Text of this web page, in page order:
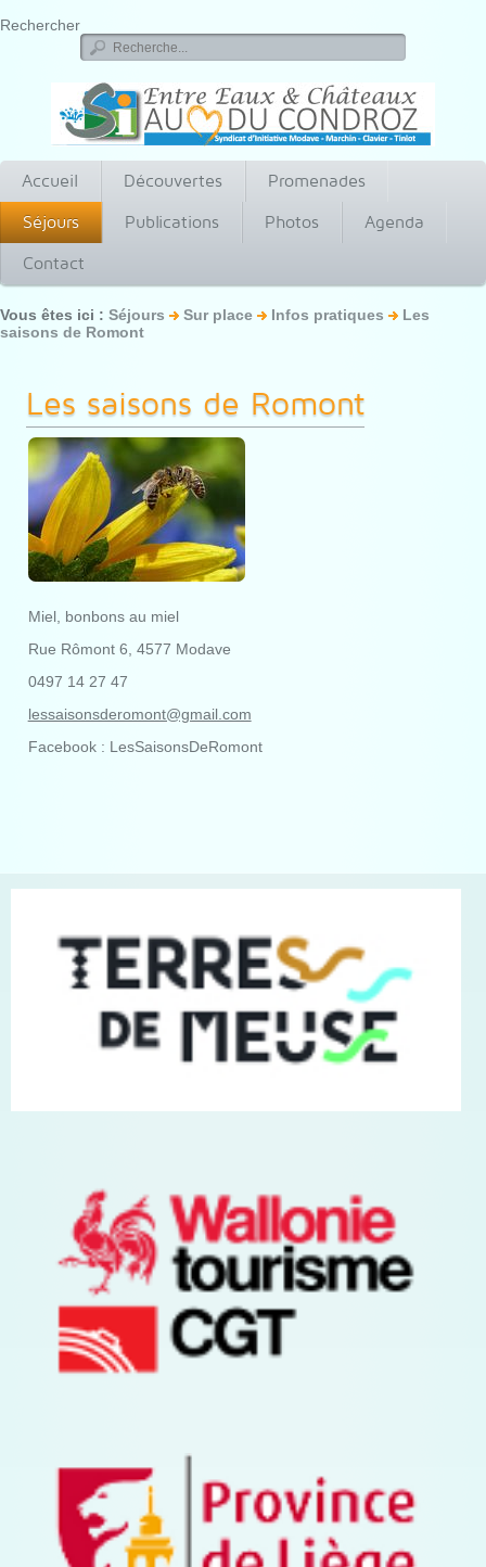
Rechercher
Accueil Découvertes
Promenades
Séjours
Publications Photos
Agenda
Contact
Vous êtes ici : Séjours Sur place Infos pratiques
Les
saisons de Romont
Les saisons de Romont
Miel, bonbons au miel
Rue Rômont 6, 4577 Modave
0497 14 27 47
lessaisonsderomont@gmail.com
Facebook : LesSaisonsDeRomont